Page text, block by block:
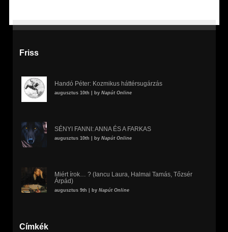
Friss
Handó Péter: Kozmikus háttérsugárzás
augusztus 10th | by Napút Online
SÉNYI FANNI: ANNA ÉS A FARKAS
augusztus 10th | by Napút Online
Miért írok… ? (Iancu Laura, Halmai Tamás, Tőzsér
Árpád)
augusztus 9th | by Napút Online
Címkék